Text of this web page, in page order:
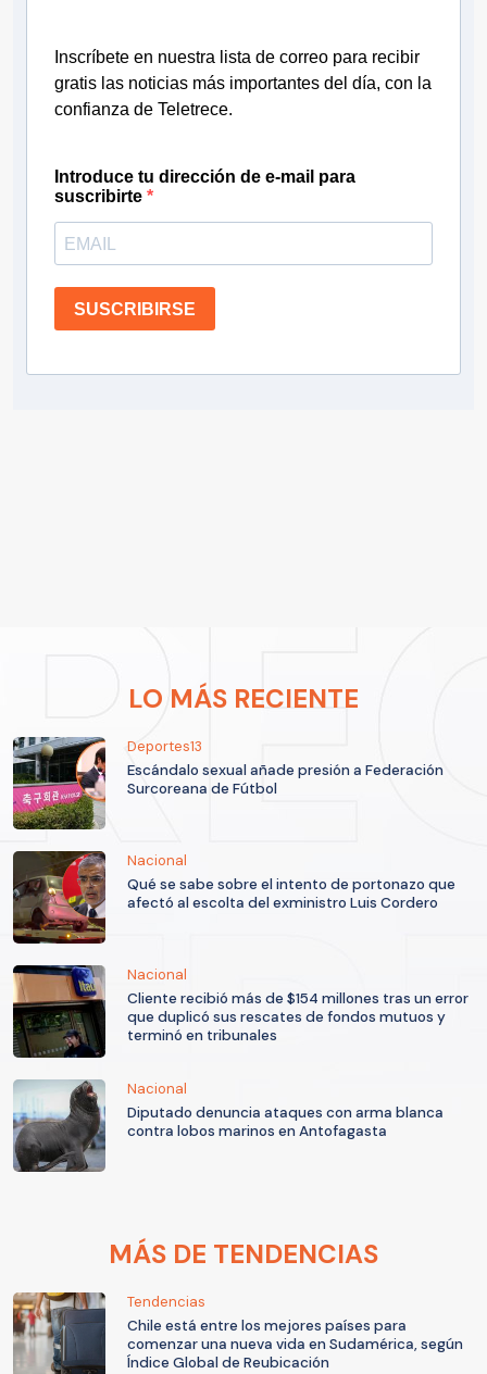
Inscríbete en nuestra lista de correo para recibir
gratis las noticias más importantes del día, con la
confianza de Teletrece.
Introduce tu dirección de e-mail para
suscribirte
SUSCRIBIRSE
LO MÁS RECIENTE
Deportes13
Escándalo sexual añade presión a Federación
Surcoreana de Fútbol
Nacional
Qué se sabe sobre el intento de portonazo que
afectó al escolta del exministro Luis Cordero
Nacional
Cliente recibió más de $154 millones tras un error
que duplicó sus rescates de fondos mutuos y
terminó en tribunales
Nacional
Diputado denuncia ataques con arma blanca
contra lobos marinos en Antofagasta
MÁS DE TENDENCIAS
Tendencias
Chile está entre los mejores países para
comenzar una nueva vida en Sudamérica, según
Índice Global de Reubicación